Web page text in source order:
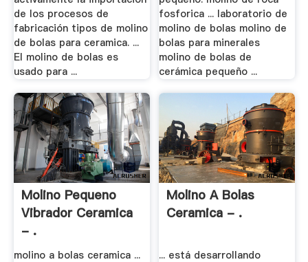
de los procesos de
fabricación tipos de molino
de bolas para ceramica. ...
El molino de bolas es
usado para ...
fosforica ... laboratorio de
molino de bolas molino de
bolas para minerales
molino de bolas de
cerámica pequeño ...
Molino Pequeno
Vibrador Ceramica
- .
molino a bolas ceramica ...
Molino A Bolas
Ceramica - .
... está desarrollando